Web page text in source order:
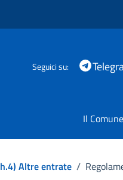
Seguici su:
Il Comune
h.4) Altre entrate /